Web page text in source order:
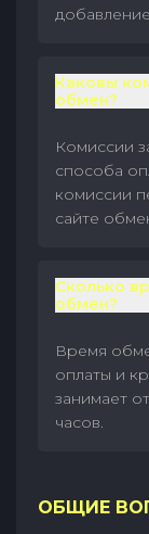
добавление
Каковы
обмен?
Комиссии
способа
комиссии
сайте
Сколько
обмен?
Время
оплаты и
занимает
часов.
ОБЩИЕ